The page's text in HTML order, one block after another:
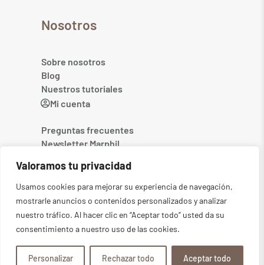
Valoramos tu privacidad
Usamos cookies para mejorar su experiencia de navegación,
mostrarle anuncios o contenidos personalizados y analizar
nuestro tráfico. Al hacer clic en “Aceptar todo” usted da su
consentimiento a nuestro uso de las cookies.
Personalizar Rechazar todo Aceptar todo
Nosotros
Sobre nosotros
Blog
Nuestros tutoriales
Mi cuenta
Preguntas frecuentes
Newsletter Marphil
©2026MARPHIL. Todos los derechos reservados
Política de cookies